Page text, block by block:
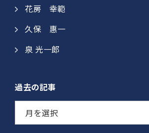
花房 幸範​
久保 惠一​​
泉 光一郎
過去の記事